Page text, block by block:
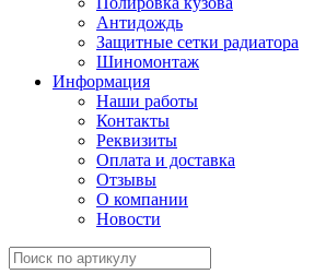
Антидождь
Защитные сетки радиатора
Шиномонтаж
Информация
Наши работы
Контакты
Реквизиты
Оплата и доставка
Отзывы
О компании
Новости